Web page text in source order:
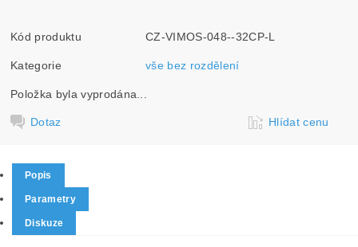
Kód produktu CZ-VIMOS-048--32CP-L
Kategorie vše bez rozdělení
Položka byla vyprodána...
Dotaz Hlídat cenu
Popis
Parametry
Diskuze